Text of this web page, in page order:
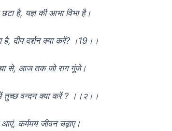
है, यज्ञ की आभा विभा है।
है, दीप दर्शन क्या करें? ।19।।
से, आज तक जो राग गूंजे।
तुच्छ वन्दन क्या करें ? ।।२।।
आएं, कर्ममय जीवन चढ़ाए।